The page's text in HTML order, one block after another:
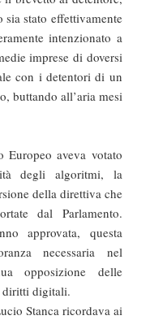
sia stato effettivamente
intenzionato a
imprese di doversi
con i detentori di un
buttando all’aria mesi
Europeo aveva votato
degli algoritmi, la
della direttiva che
dal Parlamento.
approvata, questa
necessaria nel
opposizione delle
diritti digitali.
Stanca ricordava ai